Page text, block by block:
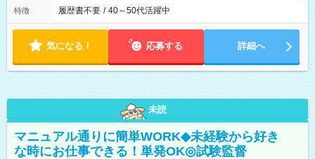
特徴 履歴書不要 / 40～50代活躍中
気になる！ 応募する 詳細へ
未読
マニュアル通りに簡単WORK◆未経験から好き
な時にお仕事できる！単発OK◎試験監督